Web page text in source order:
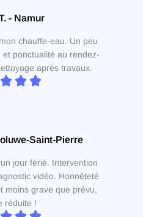
- Namur
chauffe-eau. Un peu
ponctualité au rendez-
après travaux.
Saint-Pierre
jour férié. Intervention
vidéo. Honnêteté
moins grave que prévu,
réduite !